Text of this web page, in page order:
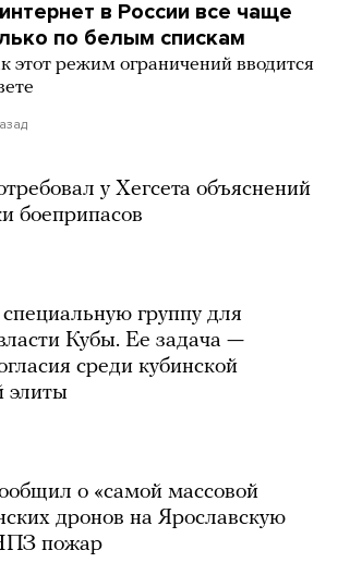
в России все чаще
по белым спискам
этот режим ограничений вводится
у Хегсета объяснений
боеприпасов
группу для
Кубы. Ее задача —
среди кубинской
элиты
о «самой массовой
дронов на Ярославскую
пожар